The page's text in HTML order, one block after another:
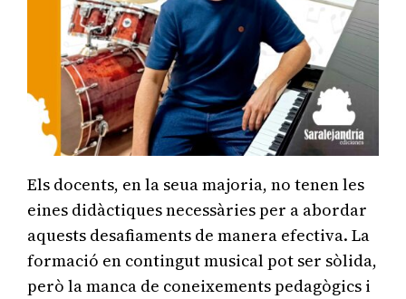
Els docents, en la seua majoria, no tenen les
eines didàctiques necessàries per a abordar
aquests desafiaments de manera efectiva. La
formació en contingut musical pot ser sòlida,
però la manca de coneixements pedagògics i